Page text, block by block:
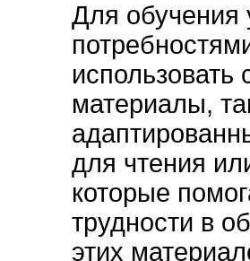
Для обучения
материалы,
для чтения
которые
трудности в
этих